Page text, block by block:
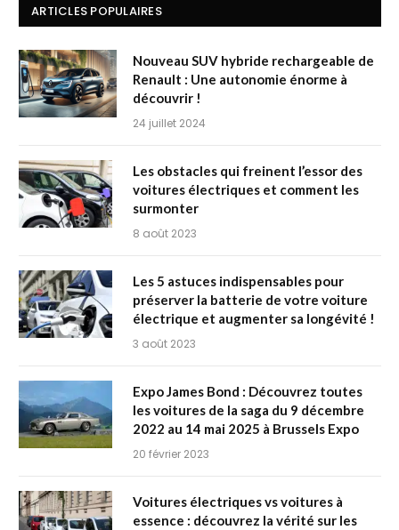
ARTICLES POPULAIRES
Nouveau SUV hybride rechargeable de
Renault : Une autonomie énorme à
découvrir !
24 juillet 2024
Les obstacles qui freinent l’essor des
voitures électriques et comment les
surmonter
8 août 2023
Les 5 astuces indispensables pour
préserver la batterie de votre voiture
électrique et augmenter sa longévité !
3 août 2023
Expo James Bond : Découvrez toutes
les voitures de la saga du 9 décembre
2022 au 14 mai 2025 à Brussels Expo
20 février 2023
Voitures électriques vs voitures à
essence : découvrez la vérité sur les